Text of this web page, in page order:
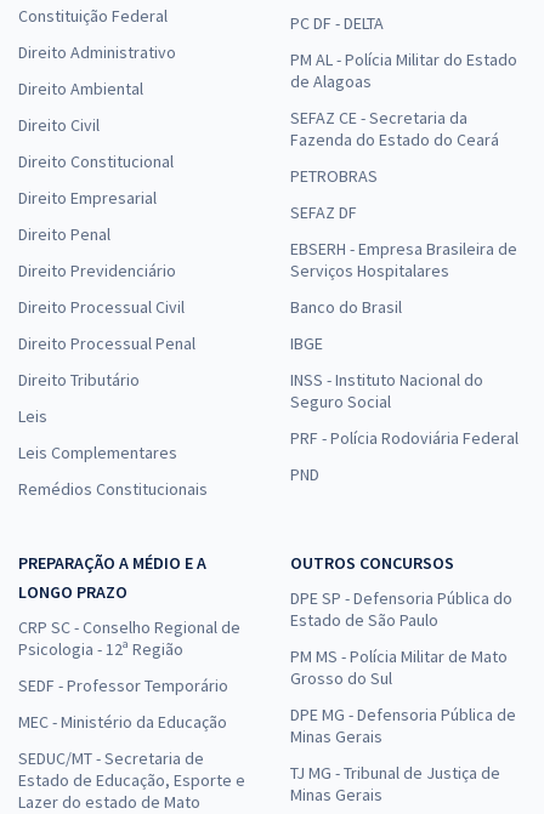
Constituição Federal
Direito Administrativo
Direito Ambiental
Direito Civil
Direito Constitucional
Direito Empresarial
Direito Penal
Direito Previdenciário
Direito Processual Civil
Direito Processual Penal
Direito Tributário
Leis
Leis Complementares
Remédios Constitucionais
PC DF - DELTA
PM AL - Polícia Militar do Estado
de Alagoas
SEFAZ CE - Secretaria da
Fazenda do Estado do Ceará
PETROBRAS
SEFAZ DF
EBSERH - Empresa Brasileira de
Serviços Hospitalares
Banco do Brasil
IBGE
INSS - Instituto Nacional do
Seguro Social
PRF - Polícia Rodoviária Federal
PND
PREPARAÇÃO A MÉDIO E A
LONGO PRAZO
CRP SC - Conselho Regional de
Psicologia - 12ª Região
SEDF - Professor Temporário
MEC - Ministério da Educação
SEDUC/MT - Secretaria de
Estado de Educação, Esporte e
Lazer do estado de Mato
OUTROS CONCURSOS
DPE SP - Defensoria Pública do
Estado de São Paulo
PM MS - Polícia Militar de Mato
Grosso do Sul
DPE MG - Defensoria Pública de
Minas Gerais
TJ MG - Tribunal de Justiça de
Minas Gerais